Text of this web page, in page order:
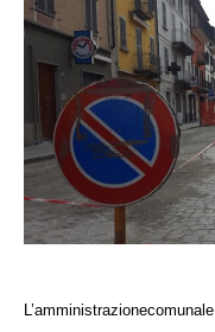
L’amministrazionecomunale